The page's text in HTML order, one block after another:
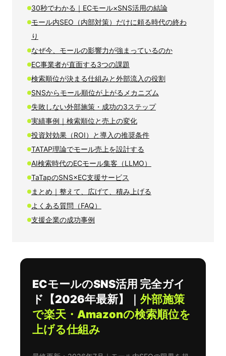
30秒でわかる｜ECモール×SNS活用の結論
モール内SEO（内部対策）だけに頼る時代の終わ
り
なぜ今、モールの影響力が強まっているのか
EC事業者が直面する3つの課題
検索順位が決まる仕組みと外部流入の役割
SNSからモール順位が上がるメカニズム
失敗しない外部施策・成功の3ステップ
実績事例｜検索順位と売上の変化
投資対効果（ROI）と導入の推奨条件
TATAP理論でモール売上を設計する
AI検索時代のECモール集客（LLMO）
TaTapのSNS×EC支援サービス
まとめ｜整えて、広げて、積み上げる
よくある質問（FAQ）
支援企業の成功事例
ECモールのSNS活用 完全ガイ
ド【2026年最新】｜ 外部施策
で楽天・Amazonの検索順位を
上げる仕組み